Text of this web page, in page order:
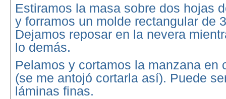
Estiramos la masa sobre dos hojas
y forramos un molde rectangular de
Dejamos reposar en la nevera
lo demás.
Pelamos y cortamos la manzana en
(se me antojó cortarla así). Puede
láminas finas.